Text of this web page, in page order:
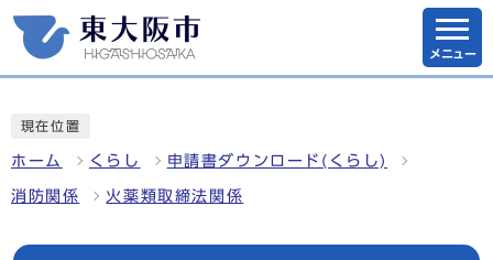
メニュー
現在位置
ホーム くらし 申請書ダウンロード(くらし)
消防関係 火薬類取締法関係